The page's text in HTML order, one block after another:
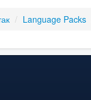
/ Language Packs